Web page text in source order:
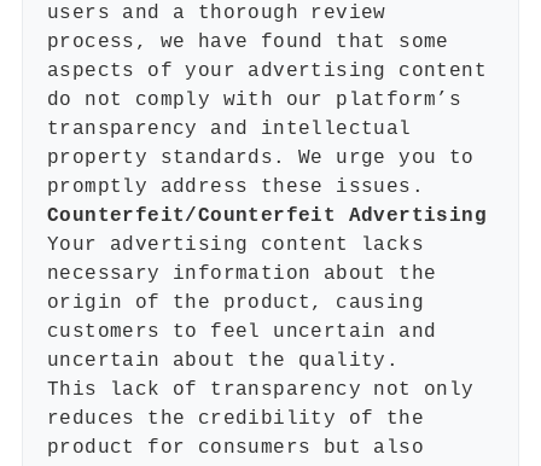
users and a thorough review
process, we have found that some
aspects of your advertising content
do not comply with our platform’s
transparency and intellectual
property standards. We urge you to
promptly address these issues.
Counterfeit/Counterfeit Advertising
Your advertising content lacks
necessary information about the
origin of the product, causing
customers to feel uncertain and
uncertain about the quality.
This lack of transparency not only
reduces the credibility of the
product for consumers but also